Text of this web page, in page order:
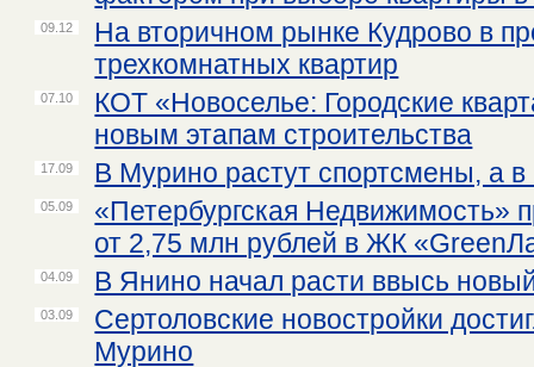
09.12
На вторичном рынке Кудрово в
трехкомнатных квартир
07.10
КОТ «Новоселье: Городские
новым этапам строительства
17.09 В Мурино растут спортсмены, а
05.09
«Петербургская Недвижимость»
от 2,75 млн рублей в ЖК
04.09 В Янино начал расти ввысь
03.09
Сертоловские новостройки
Мурино